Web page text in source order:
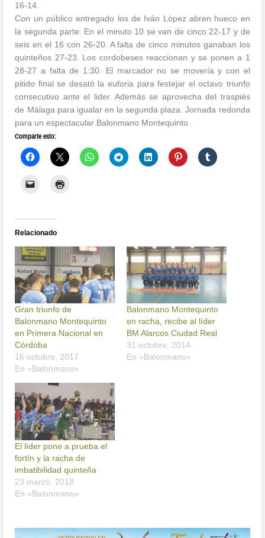
16-14.
Con un público entregado los de Iván López abren hueco en
la segunda parte. En el minuto 10 se van de cinco 22-17 y de
seis en el 16 con 26-20. A falta de cinco minutos ganaban los
quinteños 27-23. Los cordobeses reaccionan y se ponen a 1
28-27 a falta de 1:30. El marcador no se movería y con el
pitido final se desató la euforia para festejar el octavo triunfo
consecutivo ante el lider. Además se aprovecha del traspiés
de Málaga para igualar en la segunda plaza. Jornada redonda
para un espectacular Balonmano Montequinto.
Comparte esto:
Relacionado
Gran triunfo de
Balonmano Montequinto
en Primera Nacional en
Córdoba
16 octubre, 2017
En «Balonmano»
Balonmano Montequinto
en racha, recibe al líder
BM Alarcos Ciudad Real
31 octubre, 2014
En «Balonmano»
El líder pone a prueba el
fortín y la racha de
imbatibilidad quinteña
23 marzo, 2018
En «Balonmano»